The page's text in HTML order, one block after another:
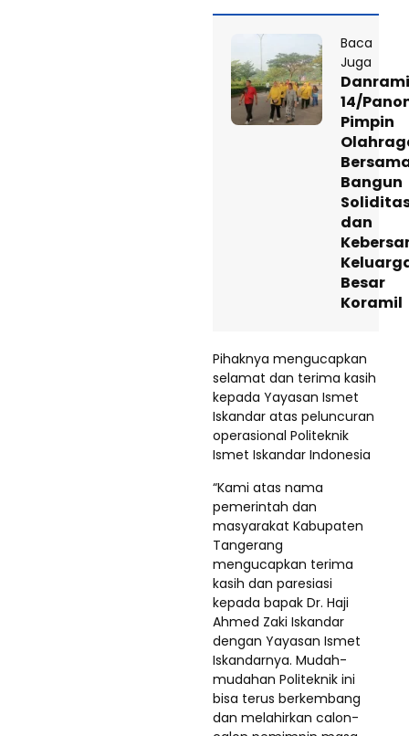
Baca
Juga
14/
Pimpin
Bangun
dan
Besar
Koramil
Pihaknya mengucapkan
selamat dan terima kasih
kepada Yayasan Ismet
Iskandar atas peluncuran
operasional Politeknik
Ismet Iskandar Indonesia
“Kami atas nama
pemerintah dan
masyarakat Kabupaten
Tangerang
mengucapkan terima
kasih dan paresiasi
kepada bapak Dr. Haji
Ahmed Zaki Iskandar
dengan Yayasan Ismet
Iskandarnya. Mudah-
mudahan Politeknik ini
bisa terus berkembang
dan melahirkan calon-